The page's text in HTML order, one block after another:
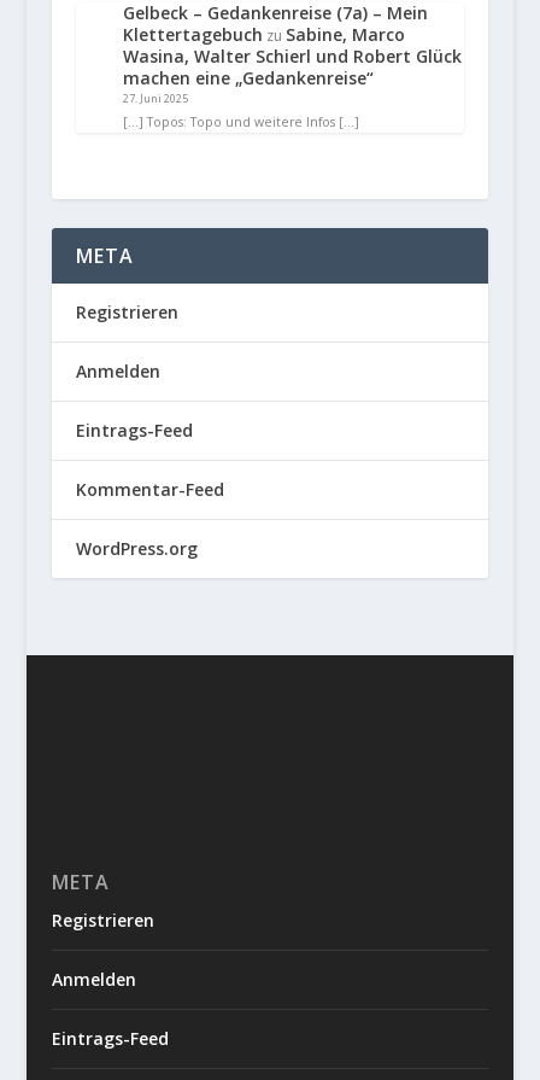
Gelbeck – Gedankenreise (7a) – Mein
Klettertagebuch zu Sabine, Marco
Wasina, Walter Schierl und Robert Glück
machen eine „Gedankenreise“
27. Juni 2025
[…] Topos: Topo und weitere Infos […]
META
Registrieren
Anmelden
Eintrags-Feed
Kommentar-Feed
WordPress.org
META
Registrieren
Anmelden
Eintrags-Feed